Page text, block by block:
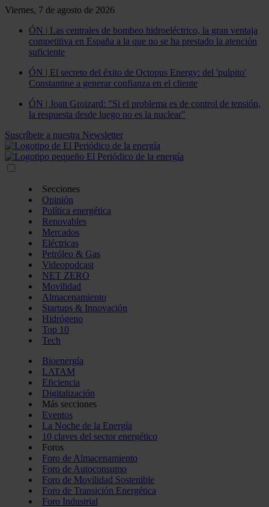
Viernes, 7 de agosto de 2026
ÓN | Las centrales de bombeo hidroeléctrico, la gran ventaja
competitiva en España a la que no se ha prestado la atención
suficiente
ÓN | El secreto del éxito de Octopus Energy: del 'pulpito'
Constantine a generar confianza en el cliente
ÓN | Joan Groizard: "Si el problema es de control de tensión,
la respuesta desde luego no es la nuclear"
Suscríbete a nuestra Newsletter
Secciones
Opinión
Política energética
Renovables
Mercados
Eléctricas
Petróleo & Gas
Videopodcast
NET ZERO
Movilidad
Almacenamiento
Startups & Innovación
Hidrógeno
Top 10
Tech
Bioenergía
LATAM
Eficiencia
Digitalización
Más secciones
Eventos
La Noche de la Energía
10 claves del sector energético
Foros
Foro de Almacenamiento
Foro de Autoconsumo
Foro de Movilidad Sostenible
Foro de Transición Energética
Foro Industrial